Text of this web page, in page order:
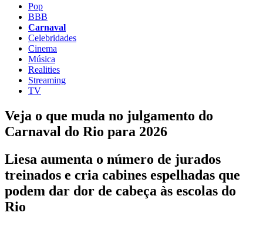
Pop
BBB
Carnaval
Celebridades
Cinema
Música
Realities
Streaming
TV
Veja o que muda no julgamento do
Carnaval do Rio para 2026
Liesa aumenta o número de jurados
treinados e cria cabines espelhadas que
podem dar dor de cabeça às escolas do
Rio